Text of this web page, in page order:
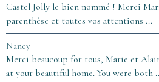
Castel Jolly le bien nommé ! Merci
parenthèse et toutes vos attentions ...
Nancy
Merci beaucoup for tous, Marie et
at your beautiful home. You were both